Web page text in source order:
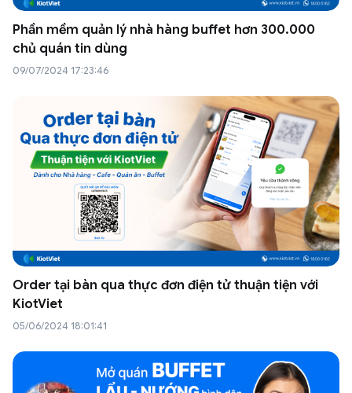
Phần mềm quản lý nhà hàng buffet hơn 300.000
chủ quán tin dùng
09/07/2024 17:23:46
Order tại bàn qua thực đơn điện tử thuận tiện với
KiotViet
05/06/2024 18:01:41